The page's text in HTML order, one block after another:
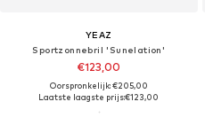
YEAZ
Sportzonnebril 'Sunelation'
€123,00
Oorspronkelijk: €205,00
Laatste laagste prijs:€123,00